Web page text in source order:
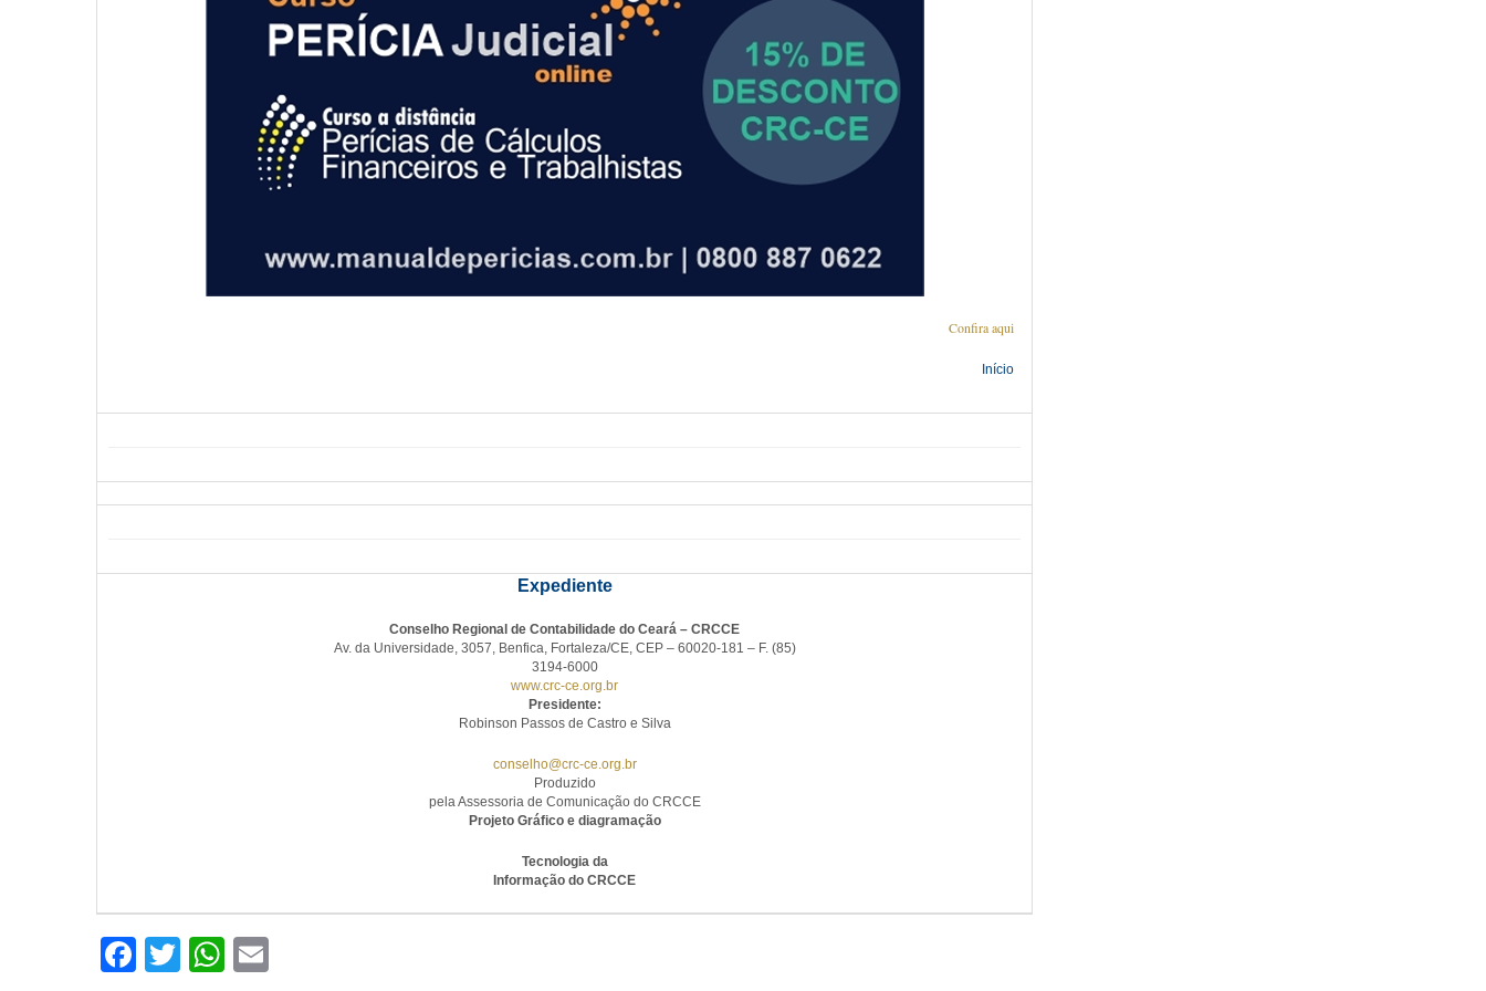
Confira aqui
Início
Expediente
Conselho Regional de Contabilidade do Ceará – CRCCE
Av. da Universidade, 3057, Benfica, Fortaleza/CE, CEP – 60020-181 – F. (85)
3194-6000
www.crc-ce.org.br
Presidente:
Robinson Passos de Castro e Silva
conselho@crc-ce.org.br
Produzido
pela Assessoria de Comunicação do CRCCE
Projeto Gráfico e diagramação
Tecnologia da
Informação do CRCCE
Facebook
TwitterWhatsApp